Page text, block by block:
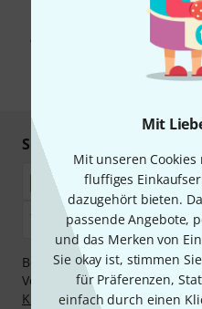
Mit
Mit unseren
fluffiges
dazugehört bieten.
passende Angebote,
und das Merken von
Sie okay ist, stimmen
für Präferenzen,
einfach durch einen
Mit Klick auf „Jetzt anmelden“
Werbung und einer Messung
Abmeldung ist jederzeit möglich.
unseren
*
Sicher einkaufen &
Bezahlen Sie vertraulich
Vorkasse, PayPal, Amazon
Klarna Ratenzahlungoder